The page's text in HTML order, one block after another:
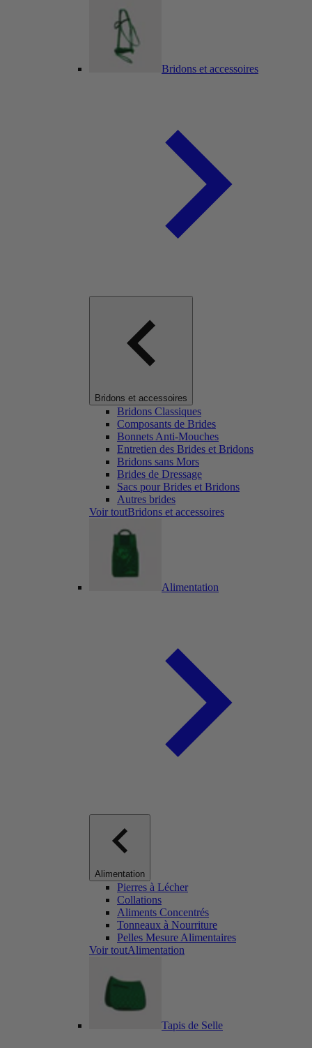
Bridons et accessoires
Bridons et accessoires
Bridons Classiques
Composants de Brides
Bonnets Anti-Mouches
Entretien des Brides et Bridons
Bridons sans Mors
Brides de Dressage
Sacs pour Brides et Bridons
Autres brides
Voir toutBridons et accessoires
Alimentation
Alimentation
Pierres à Lécher
Collations
Aliments Concentrés
Tonneaux à Nourriture
Pelles Mesure Alimentaires
Voir toutAlimentation
Tapis de Selle